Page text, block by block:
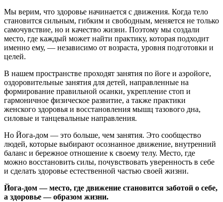
Мы верим, что здоровье начинается с движения. Когда тело
становится сильным, гибким и свободным, меняется не только
самочувствие, но и качество жизни. Поэтому мы создали
место, где каждый может найти практику, которая подходит
именно ему, — независимо от возраста, уровня подготовки и
целей.
В нашем пространстве проходят занятия по йоге и аэройоге,
оздоровительные занятия для детей, направленные на
формирование правильной осанки, укрепление стоп и
гармоничное физическое развитие, а также практики
женского здоровья и восстановления мышц тазового дна,
силовые и танцевальные направления.
Но Йога-дом — это больше, чем занятия. Это сообщество
людей, которые выбирают осознанное движение, внутренний
баланс и бережное отношение к своему телу. Место, где
можно восстановить силы, почувствовать уверенность в себе
и сделать здоровье естественной частью своей жизни.
Йога-дом — место, где движение становится заботой о себе,
а здоровье — образом жизни.